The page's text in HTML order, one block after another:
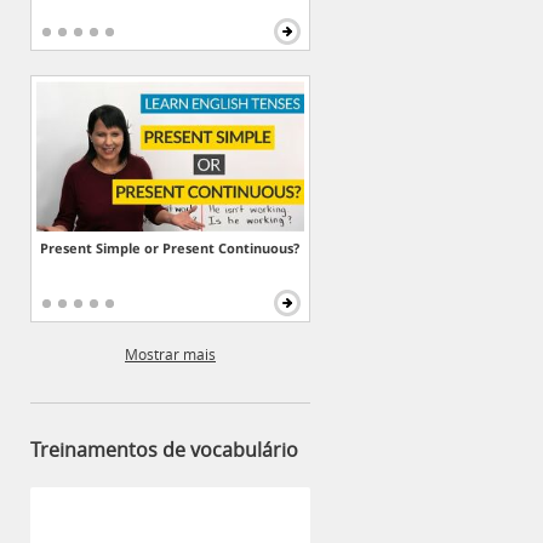
Present Simple or Present Continuous?
Mostrar mais
Treinamentos de vocabulário